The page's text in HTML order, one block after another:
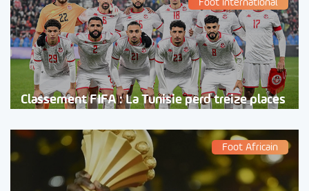
Foot international
Classement FIFA : La Tunisie perd treize places
Foot Africain